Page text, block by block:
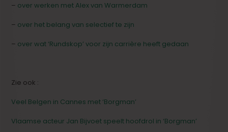
– over werken met Alex van Warmerdam
– over het belang van selectief te zijn
– over wat ‘Rundskop’ voor zijn carrière heeft gedaan
Zie ook :
Veel Belgen in Cannes met ‘Borgman’
Vlaamse acteur Jan Bijvoet speelt hoofdrol in ‘Borgman’